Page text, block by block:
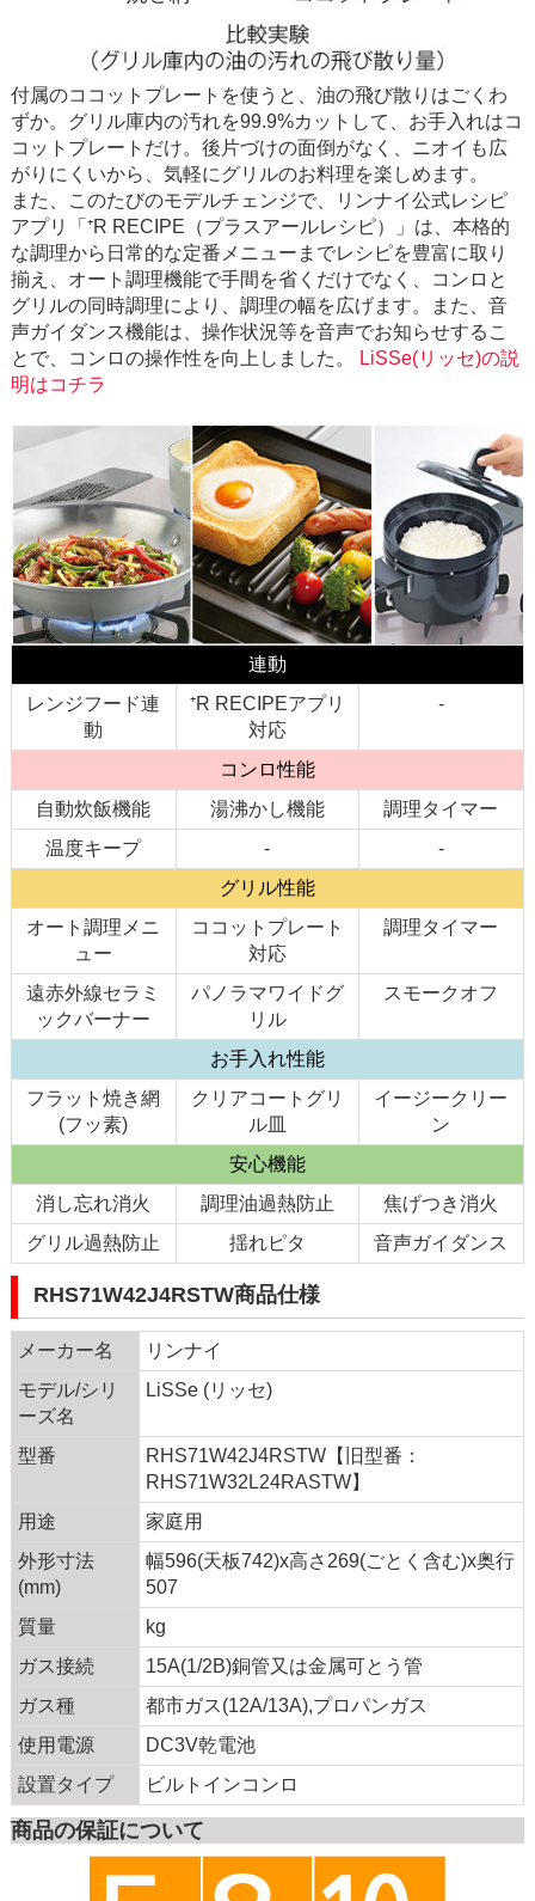
付属のココットプレートを使うと、油の飛び散りはごくわ
ずか。グリル庫内の汚れを99.9%カットして、お手入れはコ
コットプレートだけ。後片づけの面倒がなく、ニオイも広
がりにくいから、気軽にグリルのお料理を楽しめます。
また、このたびのモデルチェンジで、リンナイ公式レシピ
アプリ「⁺R RECIPE（プラスアールレシピ）」は、本格的
な調理から日常的な定番メニューまでレシピを豊富に取り
揃え、オート調理機能で手間を省くだけでなく、コンロと
グリルの同時調理により、調理の幅を広げます。また、音
声ガイダンス機能は、操作状況等を音声でお知らせするこ
とで、コンロの操作性を向上しました。
LiSSe(リッセ)の説
明はコチラ
連動
レンジフード連
動
⁺R RECIPEアプリ
対応
-
コンロ性能
自動炊飯機能
湯沸かし機能
調理タイマー
温度キープ
-
-
グリル性能
オート調理メニ
ュー
ココットプレート
対応
調理タイマー
遠赤外線セラミ
ックバーナー
パノラマワイドグ
リル
スモークオフ
お手入れ性能
フラット焼き網
(フッ素)
クリアコートグリ
ル皿
イージークリー
ン
安心機能
消し忘れ消火
調理油過熱防止
焦げつき消火
グリル過熱防止
揺れピタ 音声ガイダンス
RHS71W42J4RSTW商品仕様
メーカー名
リンナイ
モデル/シリ
ーズ名
LiSSe (リッセ)
型番
RHS71W42J4RSTW【旧型番：
RHS71W32L24RASTW】
用途
家庭用
外形寸法
(mm)
幅596(天板742)x高さ269(ごとく含む)x奥行
507
質量
kg
ガス接続
15A(1/2B)銅管又は金属可とう管
ガス種
都市ガス(12A/13A),プロパンガス
使用電源
DC3V乾電池
設置タイプ
ビルトインコンロ
商品の保証について